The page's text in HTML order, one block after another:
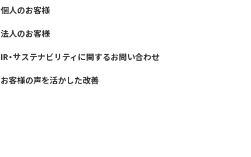
個人のお客様
法人のお客様
IR・サステナビリティに関するお問い合わせ
お客様の声を活かした改善